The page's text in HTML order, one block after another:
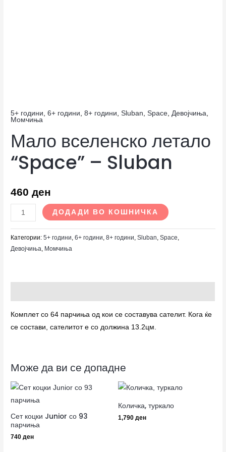
5+ години,6+ години,8+ години,Sluban,Space,Девојчиња,
Момчиња
Мало вселенско летало
“Space” – Sluban
460ден
ДОДАДИ ВО КОШНИЧКА
Категории:5+ години,6+ години,8+ години,Sluban,Space,
Девојчиња, Момчиња
Комплет со 64 парчиња од кои се составува сателит. Кога ќе
се состави, сателитот е со должина 13.2цм.
Може да ви се допадне
Сет коцки Junior со 93
парчиња
740ден
Количка, туркало
1,790 ден